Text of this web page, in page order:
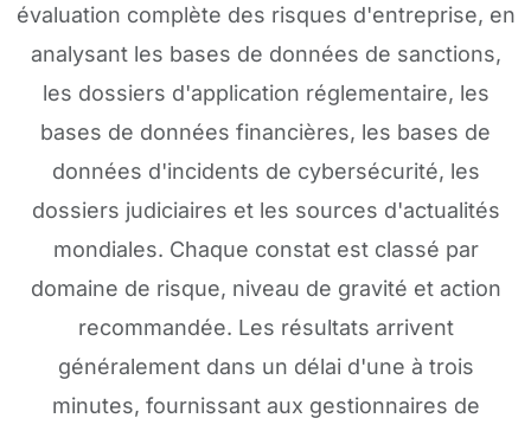
évaluation complète des risques d'entreprise, en
analysant les bases de données de sanctions,
les dossiers d'application réglementaire, les
bases de données financières, les bases de
données d'incidents de cybersécurité, les
dossiers judiciaires et les sources d'actualités
mondiales. Chaque constat est classé par
domaine de risque, niveau de gravité et action
recommandée. Les résultats arrivent
généralement dans un délai d'une à trois
minutes, fournissant aux gestionnaires de